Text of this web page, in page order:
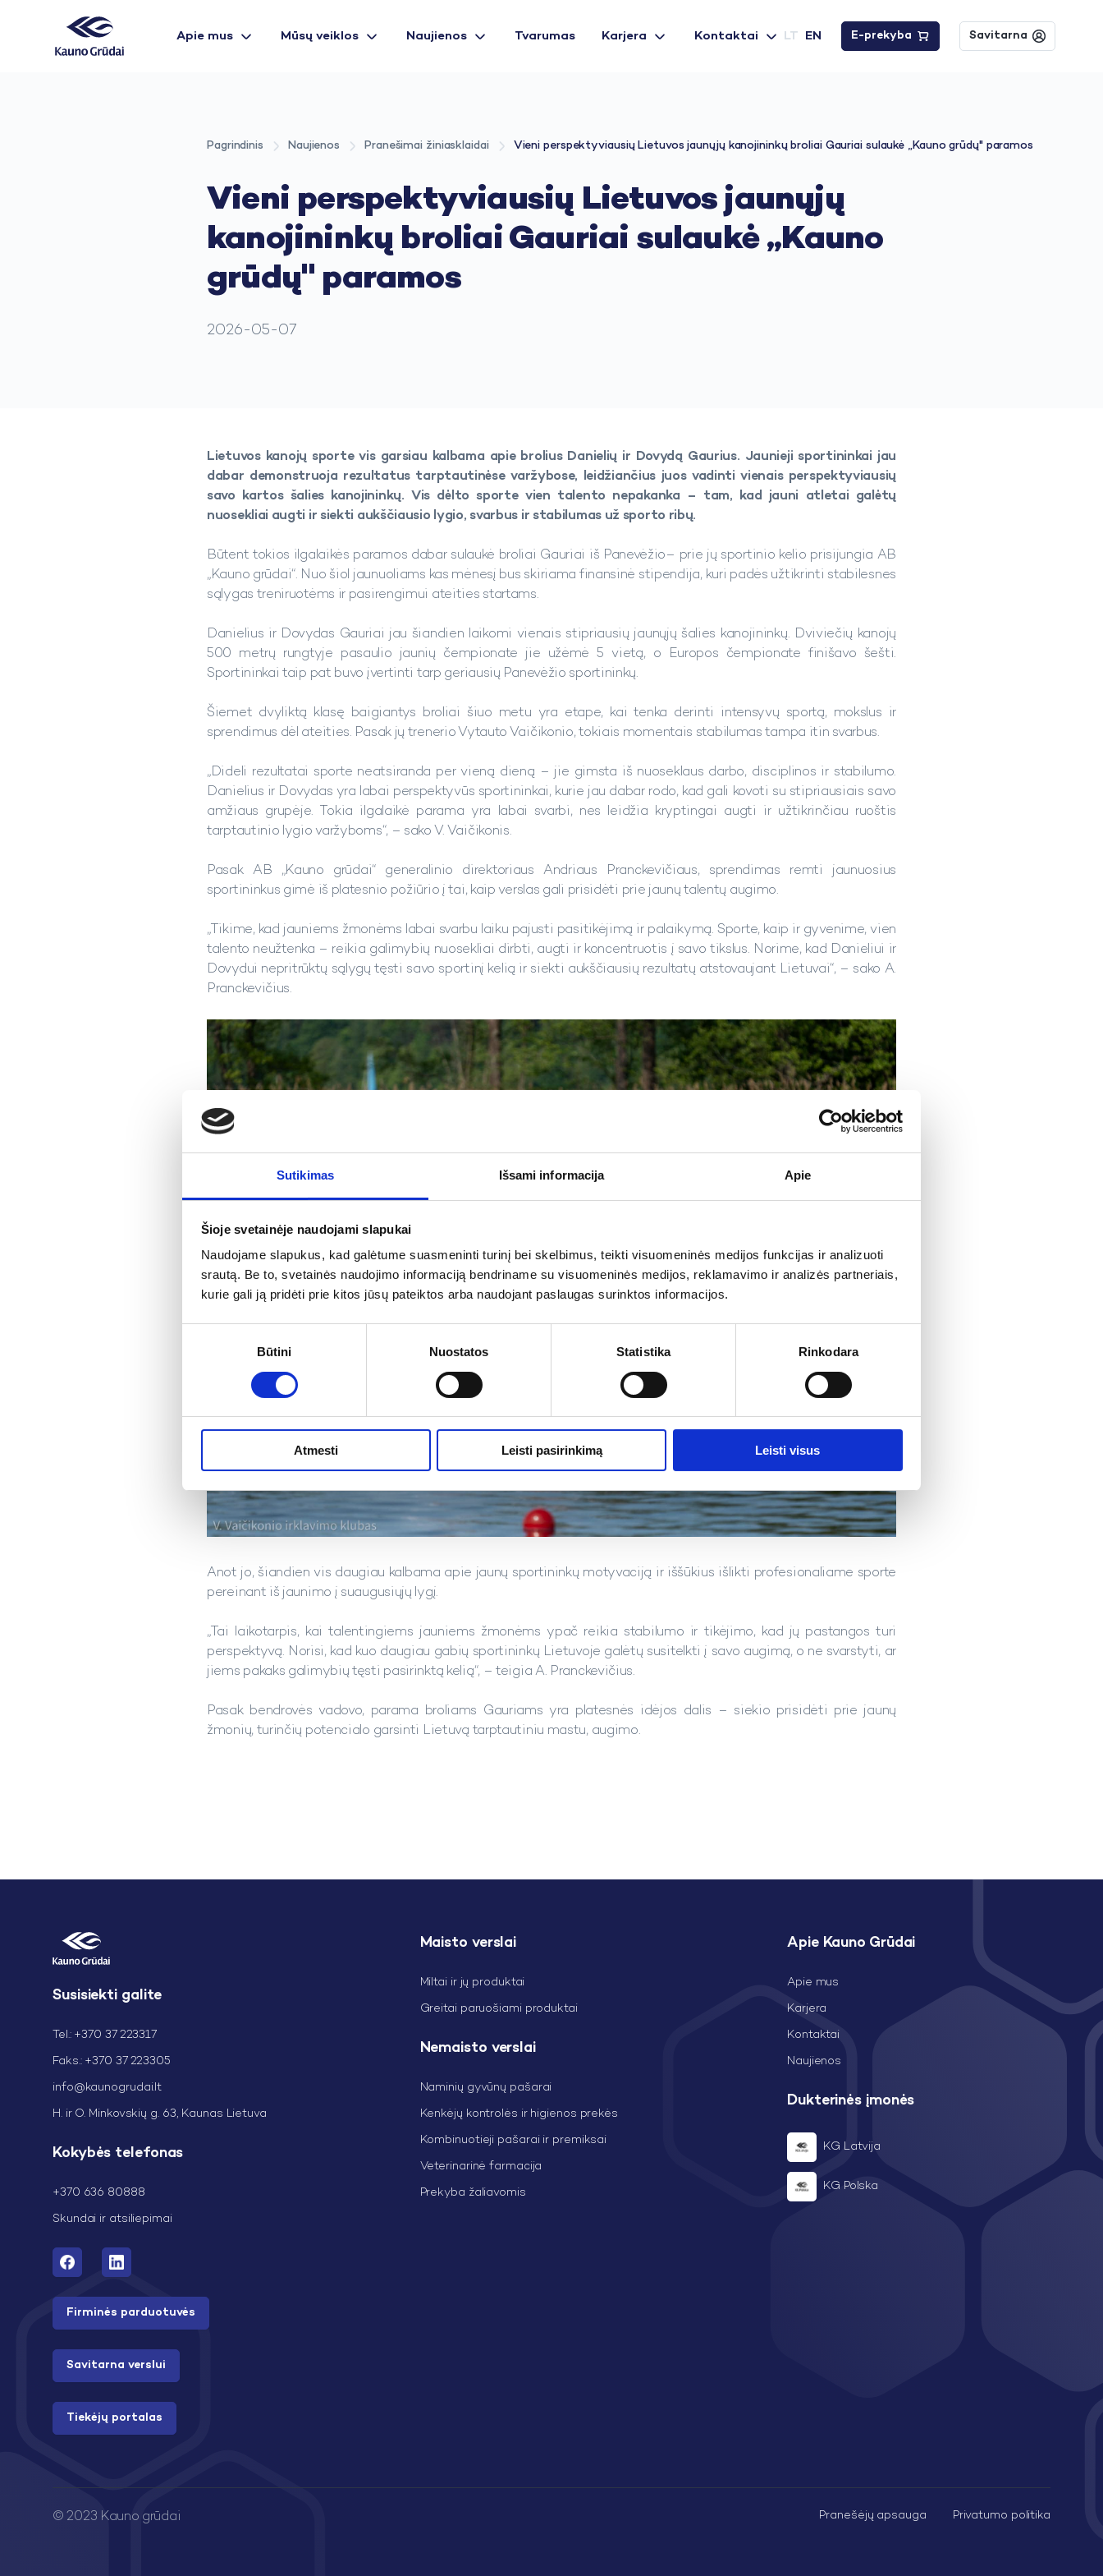
Sutikimas Išsami informacija Apie
Šioje svetainėje naudojami slapukai
Naudojame slapukus, kad galėtume suasmeninti turinį bei skelbimus, teikti visuomeninės medijos funkcijas ir analizuoti
srautą. Be to, svetainės naudojimo informaciją bendriname su visuomeninės medijos, reklamavimo ir analizės partneriais,
kurie gali ją pridėti prie kitos jūsų pateiktos arba naudojant paslaugas surinktos informacijos.
Būtini Nuostatos Statistika Rinkodara
Atmesti Leisti pasirinkimą Leisti visus
Apie mus Mūsų veiklos Naujienos Tvarumas Karjera Kontaktai LT EN E-prekyba Savitarna
Pagrindinis Naujienos Pranešimai žiniasklaidai Vieni perspektyviausių Lietuvos jaunųjų kanojininkų broliai Gauriai sulaukė „Kauno grūdų" paramos
Vieni perspektyviausių Lietuvos jaunųjų
kanojininkų broliai Gauriai sulaukė „Kauno
grūdų" paramos
2026-05-07
Lietuvos kanojų sporte vis garsiau kalbama apie brolius Danielių ir Dovydą Gaurius. Jaunieji sportininkai jau
dabar demonstruoja rezultatus tarptautinėse varžybose, leidžiančius juos vadinti vienais perspektyviausių
savo kartos šalies kanojininkų. Vis dėlto sporte vien talento nepakanka – tam, kad jauni atletai galėtų
nuosekliai augti ir siekti aukščiausio lygio, svarbus ir stabilumas už sporto ribų.
Būtent tokios ilgalaikės paramos dabar sulaukė broliai Gauriai iš Panevėžio– prie jų sportinio kelio prisijungia AB
„Kauno grūdai“. Nuo šiol jaunuoliams kas mėnesį bus skiriama finansinė stipendija, kuri padės užtikrinti stabilesnes
sąlygas treniruotėms ir pasirengimui ateities startams.
Danielius ir Dovydas Gauriai jau šiandien laikomi vienais stipriausių jaunųjų šalies kanojininkų. Dviviečių kanojų
500 metrų rungtyje pasaulio jaunių čempionate jie užėmė 5 vietą, o Europos čempionate finišavo šešti.
Sportininkai taip pat buvo įvertinti tarp geriausių Panevėžio sportininkų.
Šiemet dvyliktą klasę baigiantys broliai šiuo metu yra etape, kai tenka derinti intensyvų sportą, mokslus ir
sprendimus dėl ateities. Pasak jų trenerio Vytauto Vaičikonio, tokiais momentais stabilumas tampa itin svarbus.
„Dideli rezultatai sporte neatsiranda per vieną dieną – jie gimsta iš nuoseklaus darbo, disciplinos ir stabilumo.
Danielius ir Dovydas yra labai perspektyvūs sportininkai, kurie jau dabar rodo, kad gali kovoti su stipriausiais savo
amžiaus grupėje. Tokia ilgalaikė parama yra labai svarbi, nes leidžia kryptingai augti ir užtikrinčiau ruoštis
tarptautinio lygio varžyboms“, – sako V. Vaičikonis.
Pasak AB „Kauno grūdai“ generalinio direktoriaus Andriaus Pranckevičiaus, sprendimas remti jaunuosius
sportininkus gimė iš platesnio požiūrio į tai, kaip verslas gali prisidėti prie jaunų talentų augimo.
„Tikime, kad jauniems žmonėms labai svarbu laiku pajusti pasitikėjimą ir palaikymą. Sporte, kaip ir gyvenime, vien
talento neužtenka – reikia galimybių nuosekliai dirbti, augti ir koncentruotis į savo tikslus. Norime, kad Danieliui ir
Dovydui nepritrūktų sąlygų tęsti savo sportinį kelią ir siekti aukščiausių rezultatų atstovaujant Lietuvai“, – sako A.
Pranckevičius.
Anot jo, šiandien vis daugiau kalbama apie jaunų sportininkų motyvaciją ir iššūkius išlikti profesionaliame sporte
pereinant iš jaunimo į suaugusiųjų lygį.
„Tai laikotarpis, kai talentingiems jauniems žmonėms ypač reikia stabilumo ir tikėjimo, kad jų pastangos turi
perspektyvą. Norisi, kad kuo daugiau gabių sportininkų Lietuvoje galėtų susitelkti į savo augimą, o ne svarstyti, ar
jiems pakaks galimybių tęsti pasirinktą kelią“, – teigia A. Pranckevičius.
Pasak bendrovės vadovo, parama broliams Gauriams yra platesnės idėjos dalis – siekio prisidėti prie jaunų
žmonių, turinčių potencialo garsinti Lietuvą tarptautiniu mastu, augimo.
Susisiekti galite
Tel.: +370 37 223317
Faks.: +370 37 223305
info@kaunogrudai.lt
H. ir O. Minkovskių g. 63, Kaunas Lietuva
Kokybės telefonas
+370 636 80888
Skundai ir atsiliepimai
Firminės parduotuvės
Savitarna verslui
Tiekėjų portalas
Maisto verslai
Miltai ir jų produktai
Greitai paruošiami produktai
Nemaisto verslai
Naminių gyvūnų pašarai
Kenkėjų kontrolės ir higienos prekės
Kombinuotieji pašarai ir premiksai
Veterinarinė farmacija
Prekyba žaliavomis
Apie Kauno Grūdai
Apie mus
Karjera
Kontaktai
Naujienos
Dukterinės įmonės
KG Latvija
KG Polska
© 2023 Kauno grūdai Pranešėjų apsauga Privatumo politika